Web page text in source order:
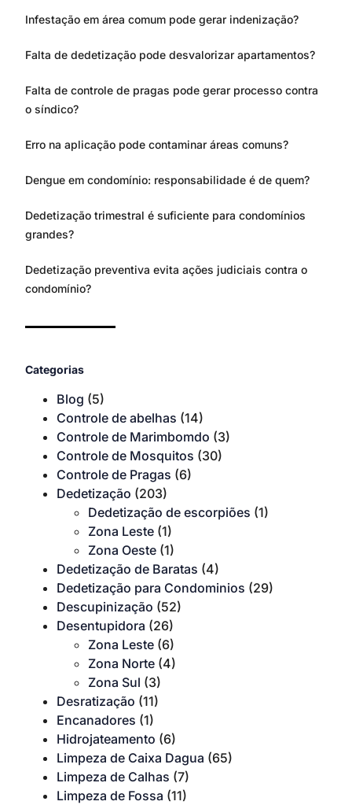
Infestação em área comum pode gerar indenização?
Falta de dedetização pode desvalorizar apartamentos?
Falta de controle de pragas pode gerar processo contra
o síndico?
Erro na aplicação pode contaminar áreas comuns?
Dengue em condomínio: responsabilidade é de quem?
Dedetização trimestral é suficiente para condomínios
grandes?
Dedetização preventiva evita ações judiciais contra o
condomínio?
Categorias
Blog (5)
Controle de abelhas (14)
Controle de Marimbomdo (3)
Controle de Mosquitos (30)
Controle de Pragas (6)
Dedetização (203)
Dedetização de escorpiões (1)
Zona Leste (1)
Zona Oeste (1)
Dedetização de Baratas (4)
Dedetização para Condominios (29)
Descupinização (52)
Desentupidora (26)
Zona Leste (6)
Zona Norte (4)
Zona Sul (3)
Desratização (11)
Encanadores (1)
Hidrojateamento (6)
Limpeza de Caixa Dagua (65)
Limpeza de Calhas (7)
Limpeza de Fossa (11)